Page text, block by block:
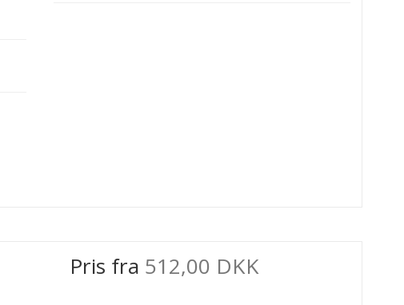
Pris fra 512,00 DKK